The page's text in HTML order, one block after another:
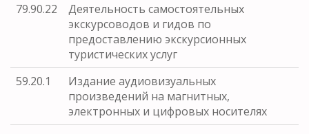
79.90.22
Деятельность самостоятельных
экскурсоводов и гидов по
предоставлению экскурсионных
туристических услуг
59.20.1
Издание аудиовизуальных
произведений на магнитных,
электронных и цифровых носителях